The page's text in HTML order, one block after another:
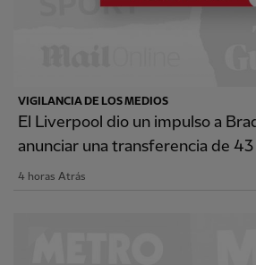
VIGILANCIA DE LOS MEDIOS
El Liverpool dio un impulso a
anunciar una transferencia de
4 horas Atrás